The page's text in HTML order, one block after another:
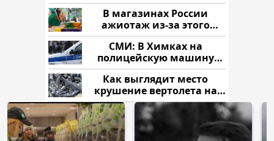
В магазинах России
ажиотаж из-за этого
продукта: что купить?
СМИ: В Химках на
полицейскую машину
напали и подожгли.
Как выглядит место
крушение вертолета на
Кавказе: смотреть